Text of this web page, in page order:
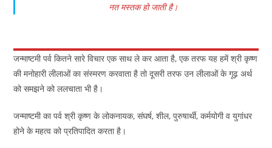
नत मस्तक हो जाती है।
जन्माष्टमी पर्व कितने सारे विचार एक साथ ले कर आता है, एक तरफ यह हमें श्री कृष्ण
की मनोहारी लीलाओं का संस्मरण करवाता है तो दूसरी तरफ उन लीलाओं के गूढ़ अर्थ
को समझने को ललचाता भी है।
जन्माष्टमी का पर्व श्री कृष्ण के लोकनायक, संघर्ष, शील, पुरुषार्थी, कर्मयोगी व युगांधर
होने के महत्व को प्रतिपादित करता है।